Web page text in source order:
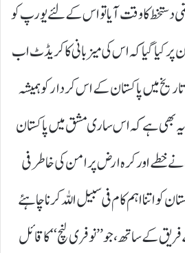
دستخط کا وقت آیا تو اس کے لئے یورپ کو
پر کیا گیا کہ اس کی میزبانی کا کریڈٹ اب
تاریخ میں پاکستان کے اس کردار کو ہمیشہ
یہ بھی ہے کہ اس ساری مشق میں پاکستان
نے خطے اور کرہ ارض پر امن کی خاطر فی
کو اتنا اہم کام فی سبیل اللہ کرنا چاہئے
کے ساتھ، جو ’’ نو فری لنچ‘‘ کا قائل